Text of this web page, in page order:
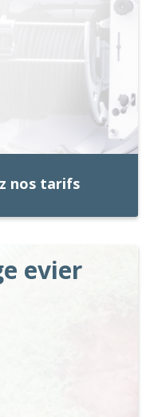
nos tarifs
evier